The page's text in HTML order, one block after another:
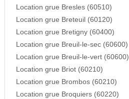
Location grue Bresles (60510)
Location grue Breteuil (60120)
Location grue Bretigny (60400)
Location grue Breuil-le-sec (60600)
Location grue Breuil-le-vert (60600)
Location grue Briot (60210)
Location grue Brombos (60210)
Location grue Broquiers (60220)